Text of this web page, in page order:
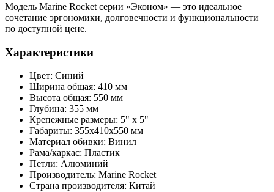
Модель Marine Rocket серии «Эконом» — это идеальное
сочетание эргономики, долговечности и функциональности
по доступной цене.
Характеристики
Цвет: Синий
Ширина общая: 410 мм
Высота общая: 550 мм
Глубина: 355 мм
Крепежные размеры: 5" х 5"
Габариты: 355х410х550 мм
Материал обивки: Винил
Рама/каркас: Пластик
Петли: Алюминий
Производитель: Marine Rocket
Страна производителя: Китай